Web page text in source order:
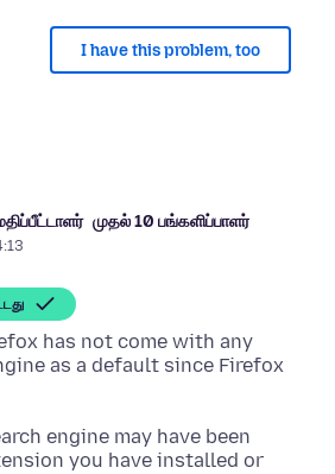
I have this problem, too
முதல் 10 பங்களிப்பாளர்
has not come with any
as a default since Firefox
engine may have been
you have installed or